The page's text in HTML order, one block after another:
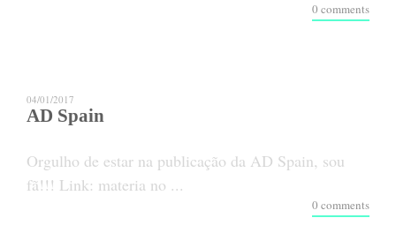
0 comments
04/01/2017
AD Spain
Orgulho de estar na publicação da AD Spain, sou
fã!!! Link: materia no ...
0 comments